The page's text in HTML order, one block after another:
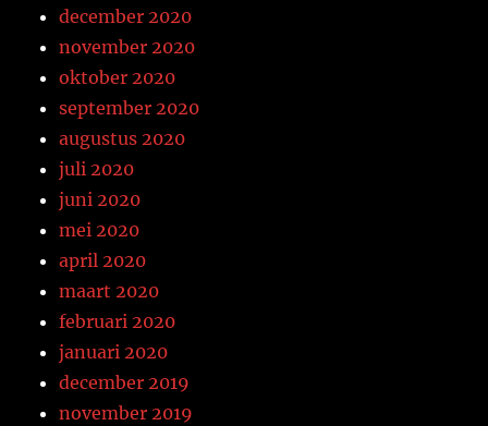
december 2020
november 2020
oktober 2020
september 2020
augustus 2020
juli 2020
juni 2020
mei 2020
april 2020
maart 2020
februari 2020
januari 2020
december 2019
november 2019